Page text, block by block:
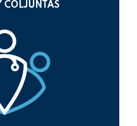
COLJUNTAS